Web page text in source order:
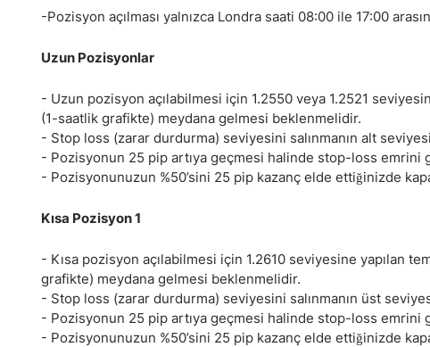
Petrol
-Pozisyon açılması yalnızca Londra saati 08:00 ile 17:00
Uzun Pozisyonlar
- Uzun pozisyon açılabilmesi için 1.2550 veya 1.2521
(1-saatlik grafikte) meydana gelmesi beklenmelidir.
- Stop loss (zarar durdurma) seviyesini salınmanın alt
- Pozisyonun 25 pip artıya geçmesi halinde stop-loss emrini
- Pozisyonunuzun %50’sini 25 pip kazanç elde ettiğinizde
Kısa Pozisyon 1
- Kısa pozisyon açılabilmesi için 1.2610 seviyesine yapılan
grafikte) meydana gelmesi beklenmelidir.
- Stop loss (zarar durdurma) seviyesini salınmanın üst
- Pozisyonun 25 pip artıya geçmesi halinde stop-loss emrini
- Pozisyonunuzun %50’sini 25 pip kazanç elde ettiğinizde